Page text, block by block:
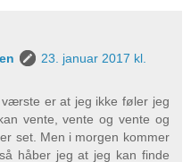
23. januar 2017 kl.
er at jeg ikke føler jeg
vente, vente og vente og
set. Men i morgen kommer
håber jeg at jeg kan finde